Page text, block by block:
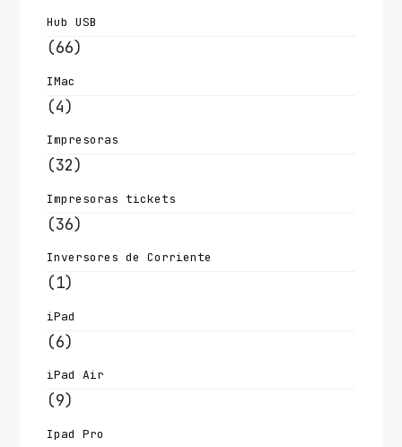
Hub USB
(66)
IMac
(4)
Impresoras
(32)
Impresoras tickets
(36)
Inversores de Corriente
(1)
iPad
(6)
iPad Air
(9)
Ipad Pro